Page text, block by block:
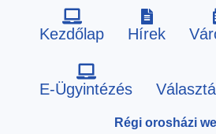
Kezdőlap Hírek
E-Ügyintézés
Régi orosházi